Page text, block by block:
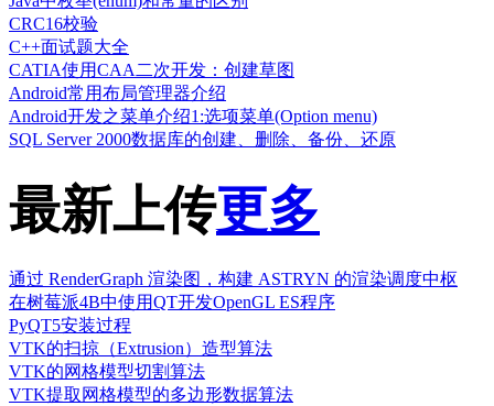
CRC16校验
C++面试题大全
CATIA使用CAA二次开发：创建草图
Android常用布局管理器介绍
Android开发之菜单介绍1:选项菜单(Option menu)
SQL Server 2000数据库的创建、删除、备份、还原
最新上传更多
通过 RenderGraph 渲染图，构建 ASTRYN 的渲染调度中枢
在树莓派4B中使用QT开发OpenGL ES程序
PyQT5安装过程
VTK的扫掠（Extrusion）造型算法
VTK的网格模型切割算法
VTK提取网格模型的多边形数据算法